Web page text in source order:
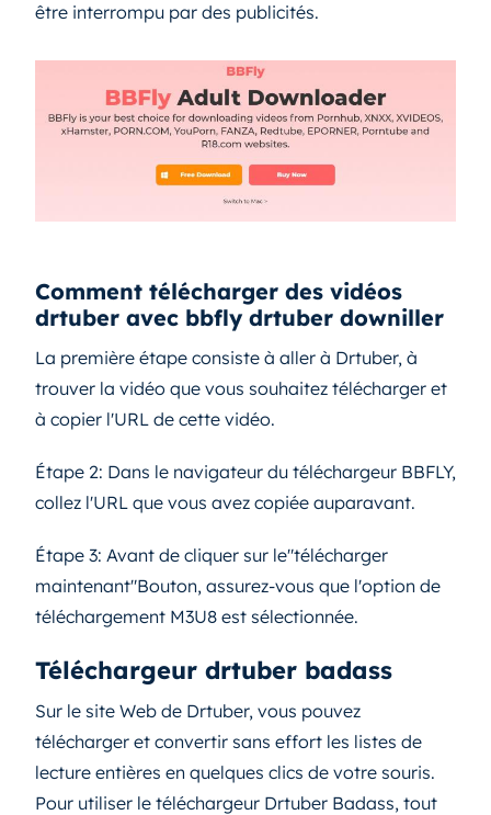
être interrompu par des publicités.
Comment télécharger des vidéos
drtuber avec bbfly drtuber downiller
La première étape consiste à aller à Drtuber, à
trouver la vidéo que vous souhaitez télécharger et
à copier l'URL de cette vidéo.
Étape 2: Dans le navigateur du téléchargeur BBFLY,
collez l'URL que vous avez copiée auparavant.
Étape 3: Avant de cliquer sur le"télécharger
maintenant"Bouton, assurez-vous que l'option de
téléchargement M3U8 est sélectionnée.
Téléchargeur drtuber badass
Sur le site Web de Drtuber, vous pouvez
télécharger et convertir sans effort les listes de
lecture entières en quelques clics de votre souris.
Pour utiliser le téléchargeur Drtuber Badass, tout